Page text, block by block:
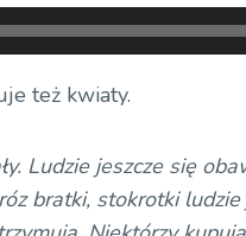
też kwiaty.
Ludzie jeszcze się
bratki, stokrotki